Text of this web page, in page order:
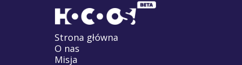
Strona główna
O nas
Misja